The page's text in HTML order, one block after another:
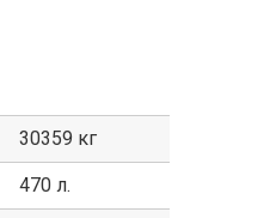
30359 кг
470 л.